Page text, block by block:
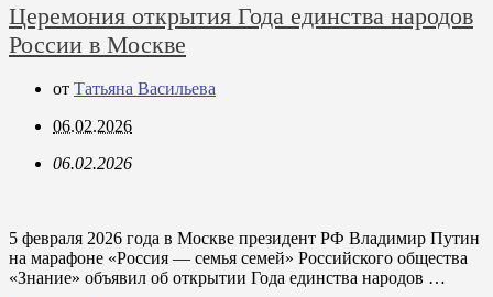
Церемония открытия Года единства народов
России в Москве
от Татьяна Васильева
06.02.2026
06.02.2026
5 февраля 2026 года в Москве президент РФ Владимир Путин
на марафоне «Россия — семья семей» Российского общества
«Знание» объявил об открытии Года единства народов …